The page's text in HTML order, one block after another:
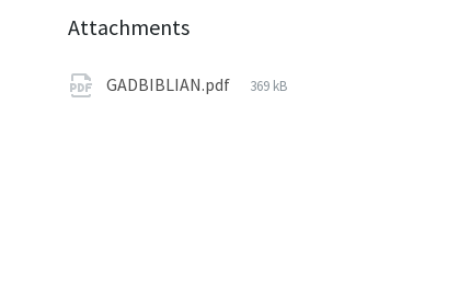
Attachments
GADBIBLIAN.pdf 369 kB